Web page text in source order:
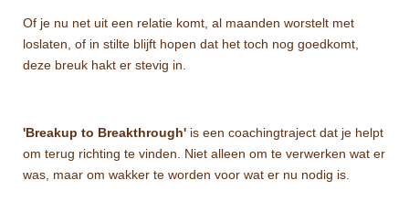
Of je nu net uit een relatie komt, al maanden worstelt met
loslaten, of in stilte blijft hopen dat het toch nog goedkomt,
deze breuk hakt er stevig in.
'Breakup to Breakthrough' is een coachingtraject dat je helpt
om terug richting te vinden. Niet alleen om te verwerken wat er
was, maar om wakker te worden voor wat er nu nodig is.